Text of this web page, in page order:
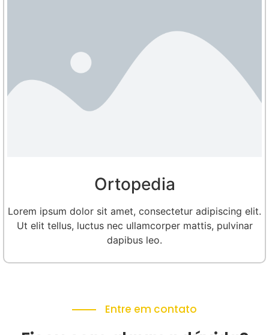
Ortopedia
Lorem ipsum dolor sit amet, consectetur adipiscing elit.
Ut elit tellus, luctus nec ullamcorper mattis, pulvinar
dapibus leo.
Entre em contato